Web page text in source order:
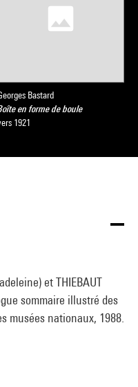
Bastard
en forme de boule
1921
et THIEBAUT
sommaire illustré des
musées nationaux, 1988.